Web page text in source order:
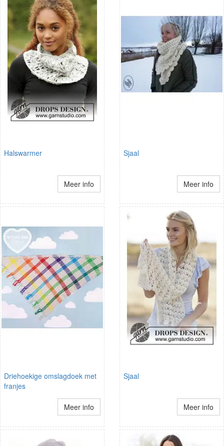
Halswarmer
Meer info
Sjaal
Meer info
Driehoekige omslagdoek met
franjes
Meer info
Sjaal
Meer info